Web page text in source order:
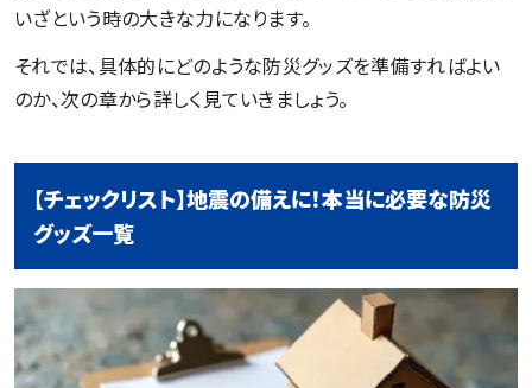
いざという時の大きな力になります。
それでは、具体的にどのような防災グッズを準備すればよい
のか、次の章から詳しく見ていきましょう。
【チェックリスト】地震の備えに！本当に必要な防災
グッズ一覧